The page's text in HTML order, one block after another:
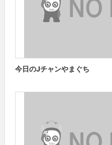
今日のJチャンやまぐち